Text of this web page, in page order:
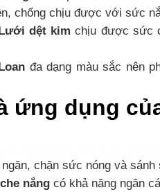
chống chịu được với sức
dệt kim chịu được sức
đa dạng màu sắc nên
ứng dụng
chặn sức nóng và sánh
nắngcó khả năng ngăn